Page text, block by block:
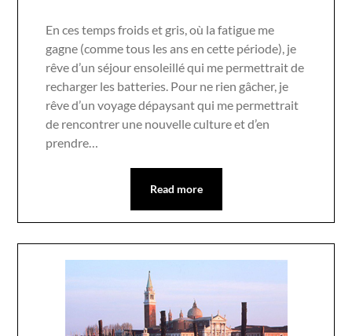
En ces temps froids et gris, où la fatigue me
gagne (comme tous les ans en cette période), je
rêve d’un séjour ensoleillé qui me permettrait de
recharger les batteries. Pour ne rien gâcher, je
rêve d’un voyage dépaysant qui me permettrait
de rencontrer une nouvelle culture et d’en
prendre…
Read more